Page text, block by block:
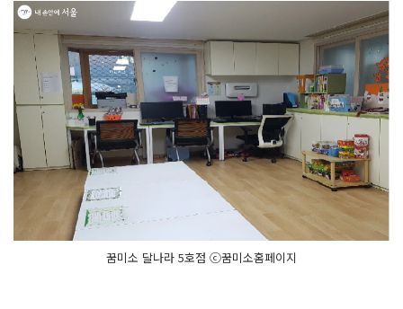
꿈미소 달나라 5호점 ⓒ꿈미소홈페이지